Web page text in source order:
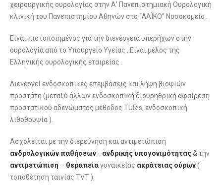
χειρουργικής ουρολογίας στην Α’ Πανεπιστημιακή Ουρολογική
κλινική του Πανεπιστημίου Αθηνών στο “ΛΑΪΚΟ” Νοσοκομείο .
Είναι πιστοποιημένος για την διενέργεια υπερήχων στην
ουρολογία από το Υπουργείο Υγείας . Είναι μέλος της
Ελληνικής ουρολογικής εταιρείας .
Διενεργεί ενδοσκοπικές επεμβάσεις και λήψη βιοψιών
προστάτη (μεταξύ άλλων ενδοσκοπική διουρηθρική αφαίρεση
προστατικού αδενώματος μέθοδος TURis, ενδοσκοπική
λιθοθρυψία ).
Ασχολείται με την διερεύνηση και αντιμετώπιση
ανδρολογικώνπαθήσεων –ανδρικής υπογονιμότητας & την
αντιμετώπιση – θεραπείαγυναικείας ακράτειας ούρων(
τοποθέτηση ταινίας TVT ).